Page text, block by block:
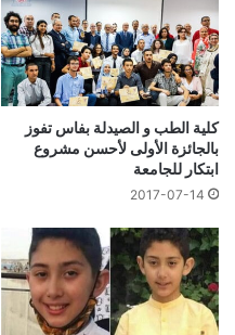
كلية الطب و الصيدلة بفاس تفوز
بالجائزة الأولى لأحسن مشروع
ابتكار للجامعة
2017-07-14